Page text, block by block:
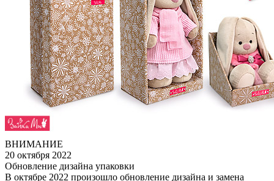
ВНИМАНИЕ
20 октября 2022
Обновление дизайна упаковки
В октябре 2022 произошло обновление дизайна и замена